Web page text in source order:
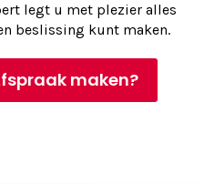
legt u met plezier alles
beslissing kunt maken.
maken?